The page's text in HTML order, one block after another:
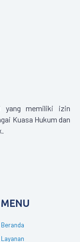
yang memiliki izin
Kuasa Hukum dan
MENU
Beranda
Layanan